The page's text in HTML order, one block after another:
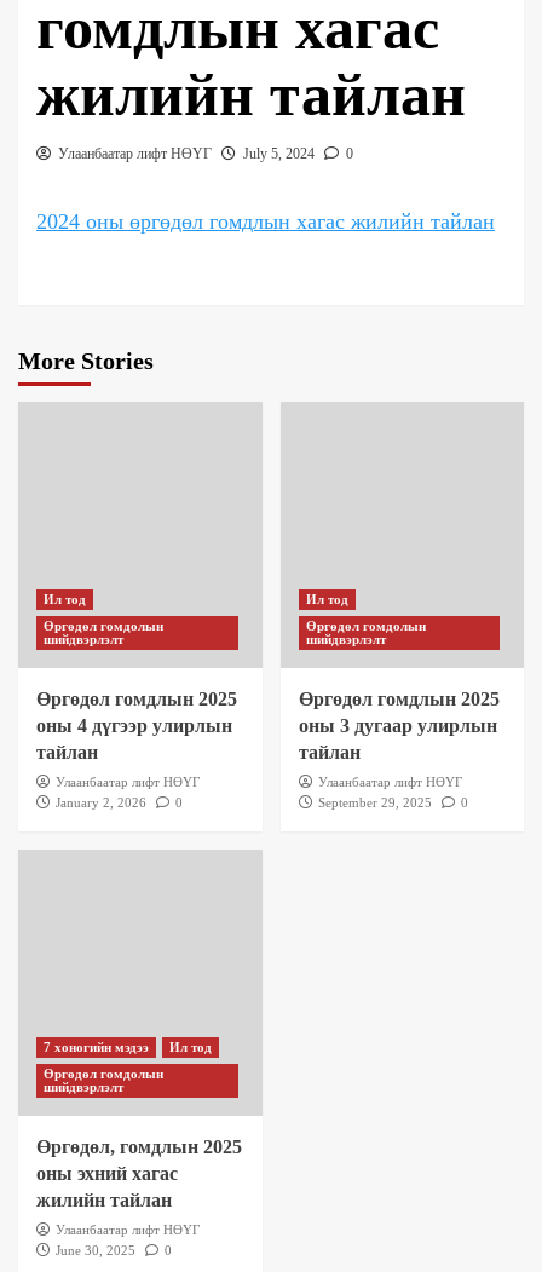
гомдлын хагас
жилийн тайлан
Улаанбаатар лифт НӨҮГ July 5, 2024 0
2024 оны өргөдөл гомдлын хагас жилийн тайлан
More Stories
Ил тод
Өргөдөл гомдолын
шийдвэрлэлт
Өргөдөл гомдлын 2025
оны 4 дүгээр улирлын
тайлан
Улаанбаатар лифт НӨҮГ
January 2, 2026
0
Ил тод
Өргөдөл гомдолын
шийдвэрлэлт
Өргөдөл гомдлын 2025
оны 3 дугаар улирлын
тайлан
Улаанбаатар лифт НӨҮГ
September 29, 2025
0
7 хоногийн мэдээ
Ил тод
Өргөдөл гомдолын
шийдвэрлэлт
Өргөдөл, гомдлын 2025
оны эхний хагас
жилийн тайлан
Улаанбаатар лифт НӨҮГ
June 30, 2025
0